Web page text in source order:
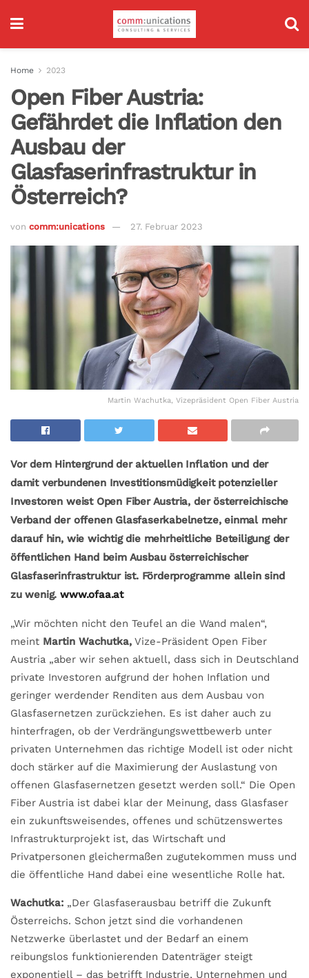
Home 2023
Open Fiber Austria:
Gefährdet die Inflation den
Ausbau der
Glasfaserinfrastruktur in
Österreich?
von comm:unications 27. Februar 2023
Martin Wachutka, Vizepräsident Open Fiber Austria
Vor dem Hintergrund der aktuellen Inflation und der
damit verbundenen Investitionsmüdigkeit potenzieller
Investoren weist Open Fiber Austria, der österreichische
Verband der offenen Glasfaserkabelnetze, einmal mehr
darauf hin, wie wichtig die mehrheitliche Beteiligung der
öffentlichen Hand beim Ausbau österreichischer
Glasfaserinfrastruktur ist. Förderprogramme allein sind
zu wenig.www.ofaa.at
„Wir möchten nicht den Teufel an die Wand malen“,
meint Martin Wachutka, Vize-Präsident Open Fiber
Austria „aber wir sehen aktuell, dass sich in Deutschland
private Investoren aufgrund der hohen Inflation und
geringer werdender Renditen aus dem Ausbau von
Glasfasernetzen zurückziehen. Es ist daher auch zu
hinterfragen, ob der Verdrängungswettbewerb unter
privaten Unternehmen das richtige Modell ist oder nicht
doch stärker auf die Maximierung der Auslastung von
offenen Glasfasernetzen gesetzt werden soll.“ Die Open
Fiber Austria ist dabei klar der Meinung, dass Glasfaser
ein zukunftsweisendes, offenes und schützenswertes
Infrastrukturprojekt ist, das Wirtschaft und
Privatpersonen gleichermaßen zugutekommen muss und
die öffentliche Hand dabei eine wesentliche Rolle hat.
Wachutka: „Der Glasfaserausbau betriff die Zukunft
Österreichs. Schon jetzt sind die vorhandenen
Netzwerke überlastet und der Bedarf an einem
reibungslos funktionierenden Datenträger steigt
exponentiell – das betrifft Industrie, Unternehmen und